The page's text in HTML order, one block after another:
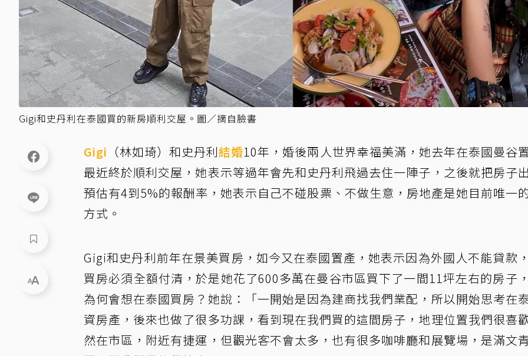
Gigi和史丹利在泰國買的新房順利交屋。圖／摘自臉書
Gigi （林如琦）和史丹利結婚10年，婚後兩人世界幸福美滿，她去年在泰國曼谷
最近終於順利交屋，她表示等過年會先和史丹利飛過去住一陣子，之後就把房子
預估有4到5%的報酬率，她表示自己不碰股票、不做生意，房地產是她目前唯一
方式。
Gigi和史丹利前年在景美買房，如今又在泰國置產，她表示因為外國人不能貸款
買房必須全額付清，於是她花了600多萬在曼谷市區買下了一間11坪左右的房子
為何會想在泰國買房？她說：「一開始是因為建商找我們業配，所以開始思考在
資房產，後來也做了很多功課，看到現在我們買的這間房子，地理位置我們很喜
然在市區，附近有捷運，但觀光客不會太多，也有很多咖啡廳和展覽場，是滿文